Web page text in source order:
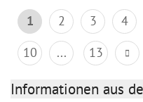
1 2 3 4
10
... 13
Informationen aus